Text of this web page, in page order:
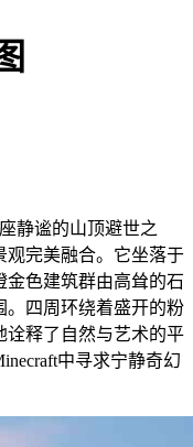
静谧的山顶避世之
观完美融合。它坐落于
色建筑群由高耸的石
。四周环绕着盛开的粉
诠释了自然与艺术的平
中寻求宁静奇幻